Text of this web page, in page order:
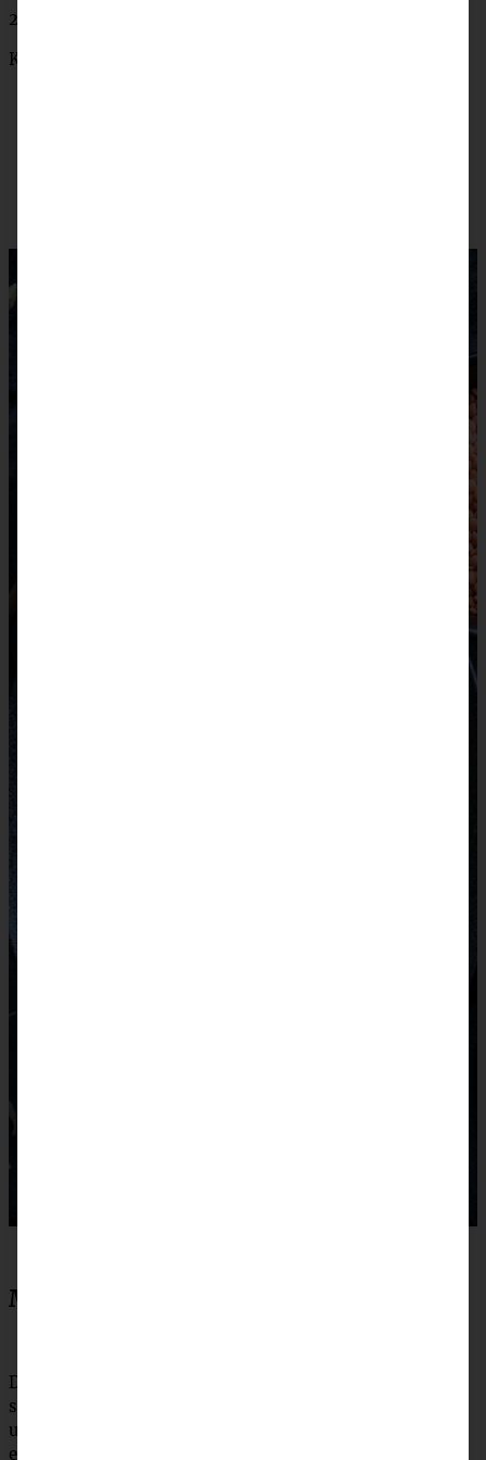
2 gebratene Bio-Hühnchenbrüste als Einlage
Koriandergrün zum Bestreuen
Mulligatawny Suppe – Zubereitung
Die Zwiebel schälen, fein würfeln. Sellerie und Karotte
schälen und ebenfalls würfeln, den Knoblauch schälen
und klein schneiden. Die Butter in einem weiten Topf
erhitzen, Zwiebel, Karotte, Sellerie und Knoblauch